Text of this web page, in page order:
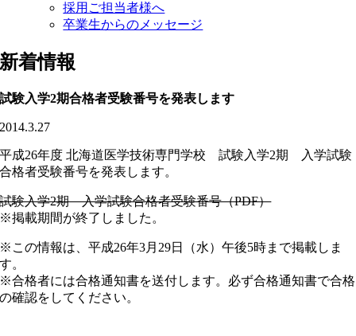
採用ご担当者様へ
卒業生からのメッセージ
新着情報
試験入学2期合格者受験番号を発表します
2014.3.27
平成26年度 北海道医学技術専門学校 試験入学2期 入学試験
合格者受験番号を発表します。
試験入学2期 入学試験合格者受験番号（PDF）
※掲載期間が終了しました。
※この情報は、平成26年3月29日（水）午後5時まで掲載しま
す。
※合格者には合格通知書を送付します。必ず合格通知書で合格
の確認をしてください。